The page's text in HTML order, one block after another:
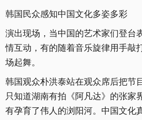
韩国民众感知中国文化多姿多彩
演出现场，当中国的艺术家们登台
情互动，有的随着音乐旋律用手敲
场起舞。
韩国观众朴洪泰站在观众席后把节
只知道湖南有拍《阿凡达》的张家
有孕育了伟人的浏阳河。中国文化